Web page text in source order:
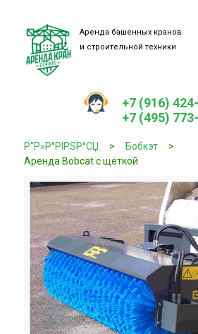
Аренда башенных кранов
и строительной техники
+7 (916)
+7 (495)
Р“Р»Р°РІРЅР°СЏ > Бобкэт
>
Аренда Bobcat с щёткой